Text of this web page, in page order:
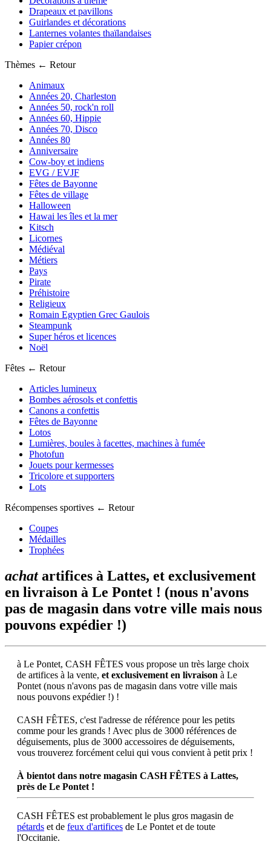
Drapeaux et pavillons
Guirlandes et décorations
Lanternes volantes thaïlandaises
Papier crépon
Thèmes ← Retour
Animaux
Années 20, Charleston
Années 50, rock'n roll
Années 60, Hippie
Années 70, Disco
Années 80
Anniversaire
Cow-boy et indiens
EVG / EVJF
Fêtes de Bayonne
Fêtes de village
Halloween
Hawai les îles et la mer
Kitsch
Licornes
Médiéval
Métiers
Pays
Pirate
Préhistoire
Religieux
Romain Egyptien Grec Gaulois
Steampunk
Super héros et licences
Noël
Fêtes ← Retour
Articles lumineux
Bombes aérosols et confettis
Canons a confettis
Fêtes de Bayonne
Lotos
Lumières, boules à facettes, machines à fumée
Photofun
Jouets pour kermesses
Tricolore et supporters
Lots
Récompenses sportives ← Retour
Coupes
Médailles
Trophées
achatartifices à Lattes, et exclusivement
en livraison à Le Pontet ! (nous n'avons
pas de magasin dans votre ville mais nous
pouvons expédier !)
à Le Pontet, CASH FÊTES vous propose un très large choix
de artifices à la vente, et exclusivement en livraison à Le
Pontet (nous n'avons pas de magasin dans votre ville mais
nous pouvons expédier !) !
CASH FÊTES, c'est l'adresse de référence pour les petits
comme pour les grands ! Avec plus de 3000 références de
déguisements, plus de 3000 accessoires de déguisements,
vous trouverez forcément celui qui vous convient à petit prix !
À bientot dans notre magasin CASH FÊTES à Lattes,
près de Le Pontet !
CASH FÊTES est probablement le plus gros magasin de
pétards et de feux d'artifices de Le Pontet et de toute
l'Occitanie.